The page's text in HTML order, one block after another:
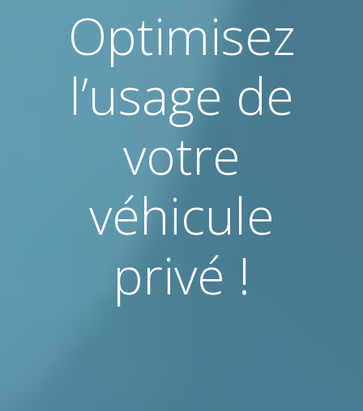
Optimisez
l’usage de
votre
véhicule
privé !